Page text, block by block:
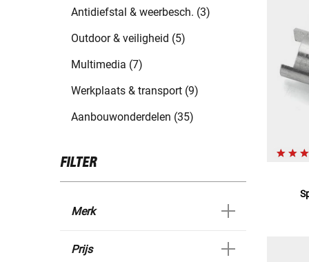
Antidiefstal & weerbesch. (3)
Outdoor & veiligheid (5)
Multimedia (7)
Werkplaats & transport (9)
Aanbouwonderdelen (35)
FILTER
Merk
Prijs